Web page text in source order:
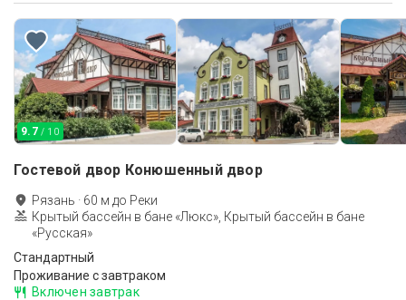
9.7 / 10
Гостевой двор Конюшенный двор
Рязань · 60 м до Реки
Крытый бассейн в бане «Люкс», Крытый бассейн в бане
«Русская»
Стандартный
Проживание с завтраком
Включен завтрак